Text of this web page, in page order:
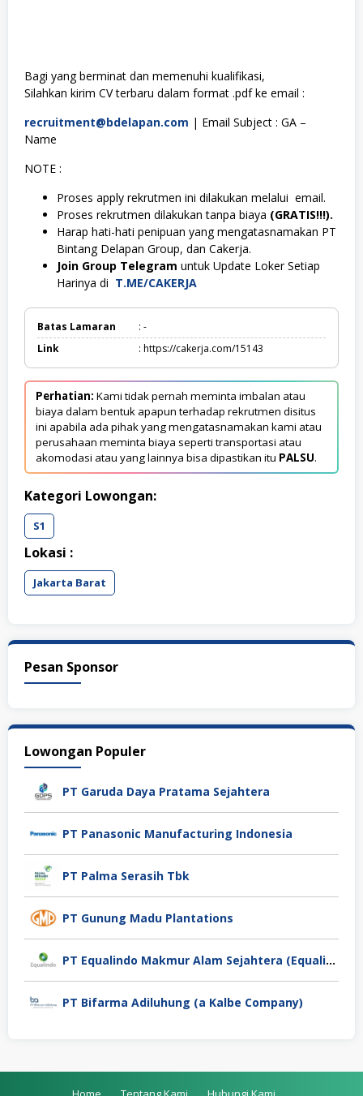
Bagi yang berminat dan memenuhi kualifikasi,
Silahkan kirim CV terbaru dalam format .pdf ke email :
recruitment@bdelapan.com | Email Subject : GA –
Name
NOTE :
Proses apply rekrutmen ini dilakukan melalui email.
Proses rekrutmen dilakukan tanpa biaya (GRATIS!!!).
Harap hati-hati penipuan yang mengatasnamakan PT
Bintang Delapan Group, dan Cakerja.
Join Group Telegram untuk Update Loker Setiap
Harinya di T.ME/CAKERJA
Batas Lamaran
: -
Link
: https://cakerja.com/15143
Perhatian: Kami tidak pernah meminta imbalan atau
biaya dalam bentuk apapun terhadap rekrutmen disitus
ini apabila ada pihak yang mengatasnamakan kami atau
perusahaan meminta biaya seperti transportasi atau
akomodasi atau yang lainnya bisa dipastikan itu PALSU.
Kategori Lowongan:
S1
Lokasi :
Jakarta Barat
Pesan Sponsor
Lowongan Populer
PT Garuda Daya Pratama Sejahtera
PT Panasonic Manufacturing Indonesia
PT Palma Serasih Tbk
PT Gunung Madu Plantations
PT Equalindo Makmur Alam Sejahtera (Equalindo Group)
PT Bifarma Adiluhung (a Kalbe Company)